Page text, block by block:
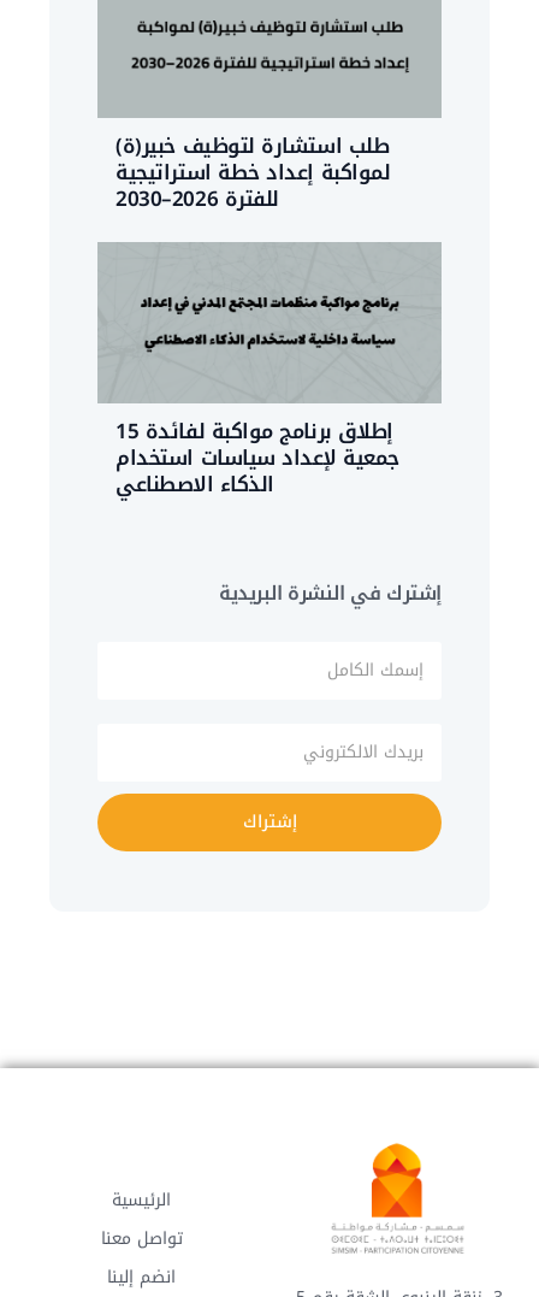
طلب استشارة لتوظيف خبير(ة)
لمواكبة إعداد خطة استراتيجية
للفترة 2026–2030
إطلاق برنامج مواكبة لفائدة 15
جمعية لإعداد سياسات استخدام
الذكاء الاصطناعي
إشترك في النشرة البريدية
إشتراك
الرئيسية
تواصل معنا
انضم إلينا